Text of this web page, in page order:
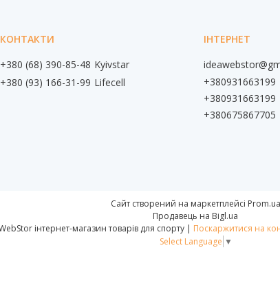
+380 (68) 390-85-48 Kyivstar
+380 (93) 166-31-99 Lifecell
+380931663199
+380931663199
+380675867705
Сайт створений на маркетплейсі Prom.ua
Продавець на Bigl.ua
📌IdeaWebStor інтернет-магазин товарів для спорту | Поскаржитися на
Select Language ▼